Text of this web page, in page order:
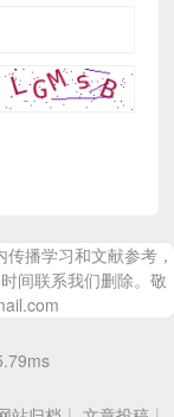
播学习和文献参考，
间联系我们删除。敬